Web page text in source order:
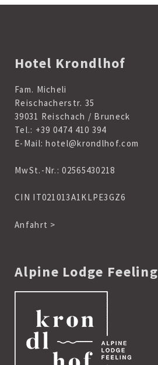
Hotel Krondlhof
Fam. Micheli
Reischacherstr. 35
39031 Reischach / Bruneck
Tel.: +39 0474 410 394
E-Mail:hotel@krondlhof.com
MwSt.-Nr.: 02565430218
CIN IT021013A1KLPE3GZ6
Anfahrt >
Alpine Lodge Feeling